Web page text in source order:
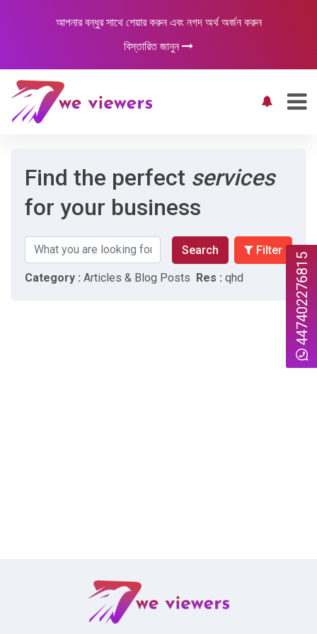
আপনার বন্ধুর সাথে শেয়ার করুন এবং নগদ অর্থ অর্জন করুন
বিস্তারিত জানুন
Find the perfect services
for your business
Search Filter
Category : Articles & Blog Posts Res : qhd 447402276815